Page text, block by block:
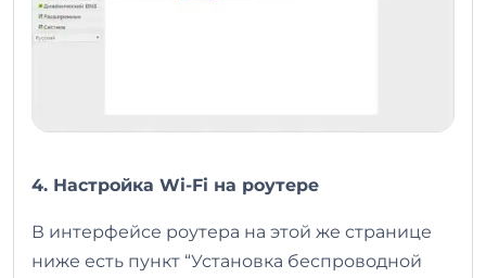
4. Настройка Wi-Fi на роутере
В интерфейсе роутера на этой же странице
ниже есть пункт “Установка беспроводной